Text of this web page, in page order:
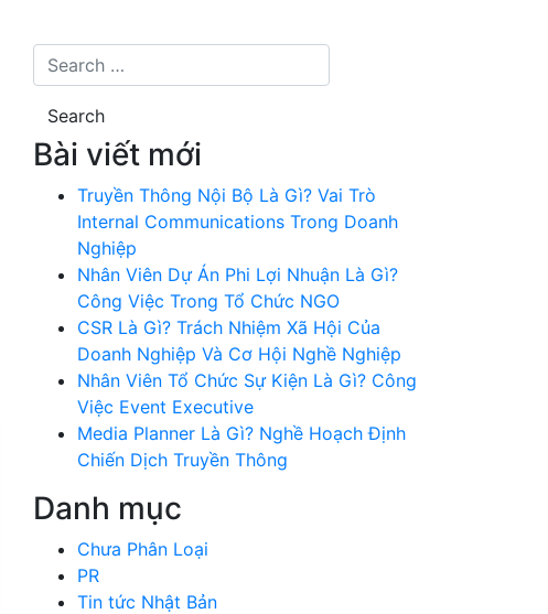
Bài viết mới
Truyền Thông Nội Bộ Là Gì? Vai Trò
Internal Communications Trong Doanh
Nghiệp
Nhân Viên Dự Án Phi Lợi Nhuận Là Gì?
Công Việc Trong Tổ Chức NGO
CSR Là Gì? Trách Nhiệm Xã Hội Của
Doanh Nghiệp Và Cơ Hội Nghề Nghiệp
Nhân Viên Tổ Chức Sự Kiện Là Gì? Công
Việc Event Executive
Media Planner Là Gì? Nghề Hoạch Định
Chiến Dịch Truyền Thông
Danh mục
Chưa Phân Loại
PR
Tin tức Nhật Bản